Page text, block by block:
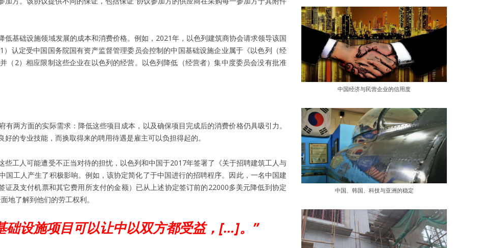
基础设施领域发展的成本和消费价格。例如，2021年，以色列建筑商协会请求领导该国
认定受中国国务院国有资产监督管理委员会控制的中国基础设施企业属于《以色列（经
（2）相应限制这些企业在以色列的经营。以色列降低（经营者）集中度委员会没有批准
两方面的实际需求：降低这些项目成本，以及确保项目完成后的消费价格仍具吸引力。
的专业技能，而换取得来的聘用待遇是雇主可以负担得起的。
工人可能遭受不正当对待的担忧，以色列和中国于2017年签署了《关于招聘建筑工人与
工人产生了积极影响。例如，该协定简化了于中国进行的招聘程序。因此，一名中国建
证及支付机票和其它费用所支付的金额）已从上述协定签订前的22000多美元降低到协定
地了解到他们的劳工权利。
设施项目可以让中以双方都受益，[…]。”
中国经济与民营企业的信用度
中国、韩国、科技与亚洲的稳定